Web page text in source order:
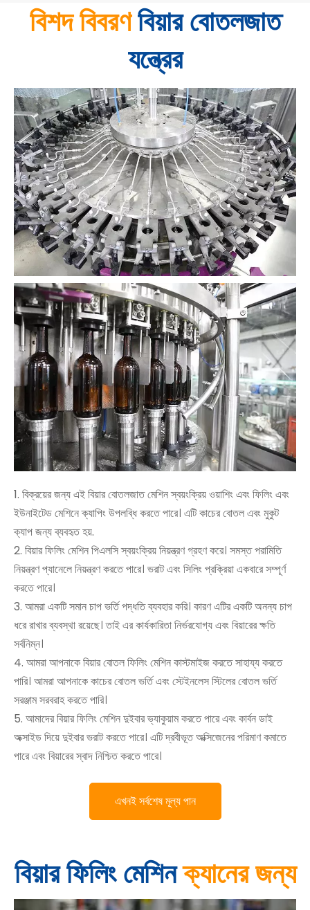
বিশদ বিবরণবিয়ার বোতলজাত
যন্ত্রের
1. বিক্রয়ের জন্য এই বিয়ার বোতলজাত মেশিন স্বয়ংক্রিয় ওয়াশিং এবং ফিলিং এবং
ইউনাইটেড মেশিনে ক্যাপিং উপলব্ধি করতে পারে। এটি কাচের বোতল এবং মুকুট
ক্যাপ জন্য ব্যবহৃত হয়.
2. বিয়ার ফিলিং মেশিন পিএলসি স্বয়ংক্রিয় নিয়ন্ত্রণ গ্রহণ করে। সমস্ত পরামিতি
নিয়ন্ত্রণ প্যানেলে নিয়ন্ত্রণ করতে পারে। ভরাট এবং সিলিং প্রক্রিয়া একবারে সম্পূর্ণ
করতে পারে।
3. আমরা একটি সমান চাপ ভর্তি পদ্ধতি ব্যবহার করি। কারণ এটির একটি অনন্য চাপ
ধরে রাখার ব্যবস্থা রয়েছে। তাই এর কার্যকারিতা নির্ভরযোগ্য এবং বিয়ারের ক্ষতি
সর্বনিম্ন।
4. আমরা আপনাকে বিয়ার বোতল ফিলিং মেশিন কাস্টমাইজ করতে সাহায্য করতে
পারি। আমরা আপনাকে কাচের বোতল ভর্তি এবং স্টেইনলেস স্টিলের বোতল ভর্তি
সরঞ্জাম সরবরাহ করতে পারি।
5. আমাদের বিয়ার ফিলিং মেশিন দুইবার ভ্যাকুয়াম করতে পারে এবং কার্বন ডাই
অক্সাইড দিয়ে দুইবার ভরাট করতে পারে। এটি দ্রবীভূত অক্সিজেনের পরিমাণ কমাতে
পারে এবং বিয়ারের স্বাদ নিশ্চিত করতে পারে।
এখনই সর্বশেষ মূল্য পান
বিয়ার ফিলিং মেশিনক্যানের জন্য